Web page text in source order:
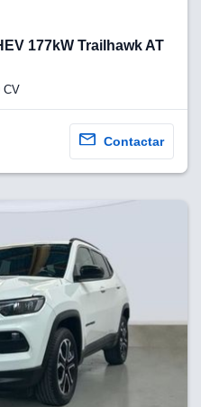
177kW Trailhawk AT
CV
Contactar